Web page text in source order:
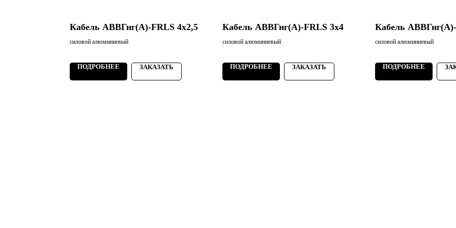
Кабель АВВГнг(А)-FRLS 4х2,5
силовой алюминиевый
ПОДРОБНЕЕ ЗАКАЗАТЬ
Кабель АВВГнг(А)-FRLS 3х4
силовой алюминиевый
ПОДРОБНЕЕ ЗАКАЗАТЬ
Кабель
силовой алюминиевый
ПОДРОБНЕЕ